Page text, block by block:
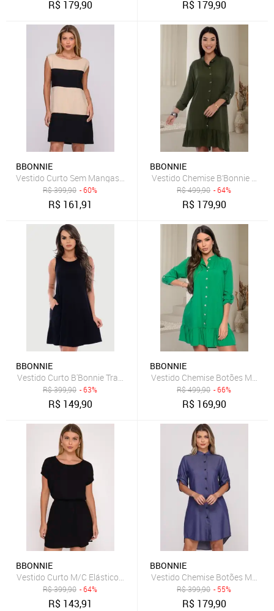
R$ 179,90 R$ 179,90
BBONNIE
Vestido Curto Sem Mangas B’Bonnie Luara Bege/Preto
R$399,90 - 60%
R$ 161,91
BBONNIE
Vestido Chemise B’Bonnie
R$499,90 - 64%
R$ 179,90
BBONNIE
Vestido Curto B'Bonnie Trapézio Sophia Preto
R$399,90 - 63%
R$ 149,90
BBONNIE
Vestido Chemise Botões Manga
R$499,90 - 66%
R$ 169,90
BBONNIE
Vestido Curto M/C Elástico na Cintura Stela Preto
R$399,90 - 64%
R$ 143,91
BBONNIE
Vestido Chemise Botões M/C
R$399,90 - 55%
R$ 179,90